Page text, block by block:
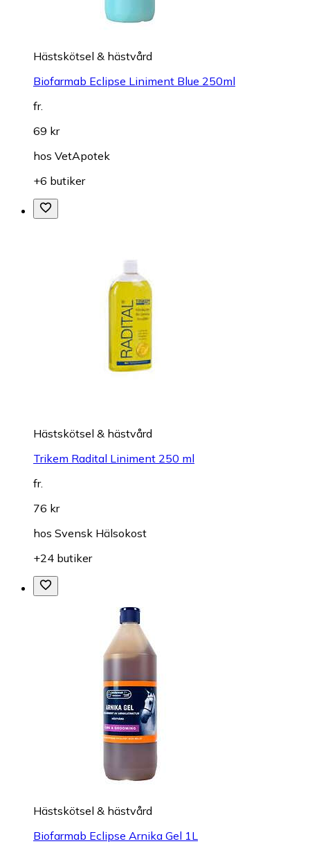
Hästskötsel & hästvård
Biofarmab Eclipse Liniment Blue 250ml
fr.
69 kr
hos VetApotek
+6 butiker
Hästskötsel & hästvård
Trikem Radital Liniment 250 ml
fr.
76 kr
hos Svensk Hälsokost
+24 butiker
Hästskötsel & hästvård
Biofarmab Eclipse Arnika Gel 1L